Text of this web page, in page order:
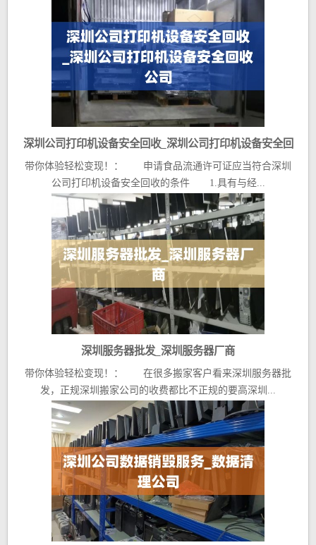
深圳公司打印机设备安全回收_深圳公司打印机设备安全回
收公司
带你体验轻松变现！： 申请食品流通许可证应当符合深圳
公司打印机设备安全回收的条件 1.具有与经...
深圳服务器批发_深圳服务器厂商
带你体验轻松变现！： 在很多搬家客户看来深圳服务器批
发，正规深圳搬家公司的收费都比不正规的要高深圳...